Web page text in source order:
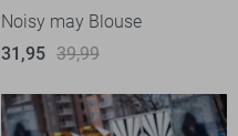
Noisy may Blouse
31,95 39,99